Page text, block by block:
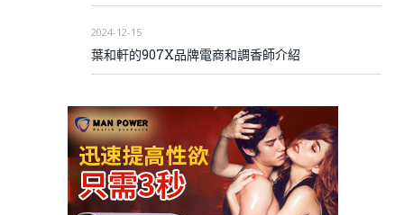
2024-12-15
葉和軒的907X品牌電商和調香師介紹